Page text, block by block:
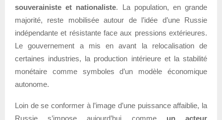
souverainiste et nationaliste. La population, en grande
majorité, reste mobilisée autour de l’idée d’une Russie
indépendante et résistante face aux pressions extérieures.
Le gouvernement a mis en avant la relocalisation de
certaines industries, la production intérieure et la stabilité
monétaire comme symboles d’un modèle économique
autonome.
Loin de se conformer à l’image d’une puissance affaiblie, la
Russie s’impose aujourd’hui comme un acteur